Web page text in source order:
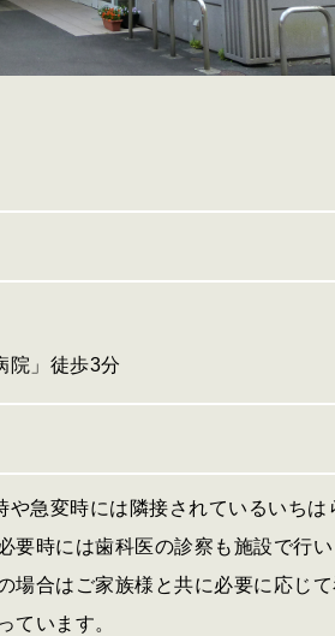
院」徒歩3分
急変時には隣接されているいちは
時には歯科医の診察も施設で行い
場合はご家族様と共に必要に応じ
ています。